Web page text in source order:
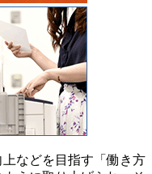
などを目指す「働き方